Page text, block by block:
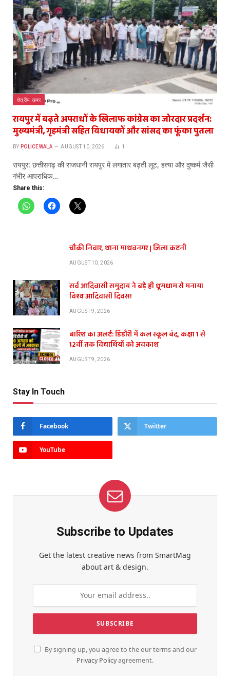
क्षेत्रीय खबर
रायपुर में बढ़ते अपराधों के खिलाफ कांग्रेस का जोरदार प्रदर्शन:
मुख्यमंत्री, गृहमंत्री सहित विधायकों और सांसद का फूंका पुतला
BY POLICEWALA AUGUST 10, 2026 1
रायपुर: छत्तीसगढ़ की राजधानी रायपुर में लगातार बढ़ती लूट, हत्या और दुष्कर्म जैसी
गंभीर आपराधिक…
Share this:
चौकी निवार, थाना माधवनगर | जिला कटनी
AUGUST 10, 2026
सर्व आदिवासी समुदाय ने बड़े ही धूमधाम से मनाया
विश्व आदिवासी दिवस!
AUGUST 9, 2026
बारिश का अलर्ट: डिंडौरी में कल स्कूल बंद, कक्षा 1 से
12वीं तक विद्यार्थियों को अवकाश
AUGUST 9, 2026
Stay In Touch
Facebook Twitter
YouTube
Subscribe to Updates
Get the latest creative news from SmartMag
about art & design.
By signing up, you agree to the our terms and our
Privacy Policyagreement.